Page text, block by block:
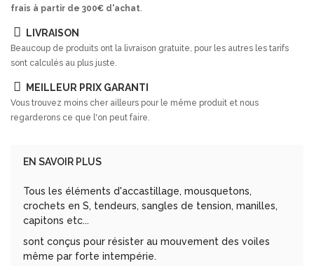
frais à partir de 300€ d'achat.
LIVRAISON
Beaucoup de produits ont la livraison gratuite, pour les autres les tarifs
sont calculés au plus juste.
MEILLEUR PRIX GARANTI
Vous trouvez moins cher ailleurs pour le même produit et nous
regarderons ce que l'on peut faire.
EN SAVOIR PLUS
Tous les éléments d'accastillage, mousquetons,
crochets en S, tendeurs, sangles de tension, manilles,
capitons etc...
sont conçus pour résister au mouvement des voiles
même par forte intempérie.